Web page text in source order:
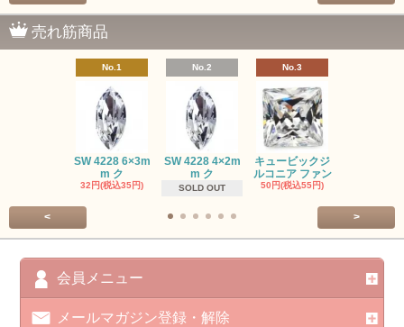
売れ筋商品
No.1
SW 4228 6×3m
m ク
32円(税込35円)
No.2
SW 4228 4×2m
m ク
SOLD OUT
No.3
キュービックジ
ルコニア ファン
50円(税込55円)
< >
会員メニュー
メールマガジン登録・解除